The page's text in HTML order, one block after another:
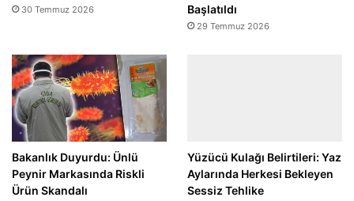
30 Temmuz 2026
Başlatıldı
29 Temmuz 2026
Bakanlık Duyurdu: Ünlü
Peynir Markasında Riskli
Ürün Skandalı
Yüzücü Kulağı Belirtileri: Yaz
Aylarında Herkesi Bekleyen
Sessiz Tehlike